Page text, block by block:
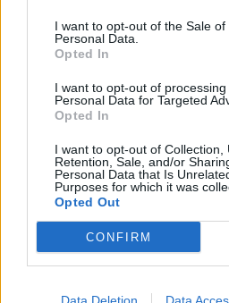
I want to opt-out of the Sale of
Personal Data.
Opted In
I want to opt-out of processing
Personal Data for Targeted
Opted In
I want to opt-out of Collection,
Retention, Sale, and/or
Personal Data that Is
Purposes for which it was
Opted Out
CONFIRM
Έτσι θα μειώσετε την
– Οι 11 τροφές που
ΥΓΕΊΑ 06:00, 19/12/2023